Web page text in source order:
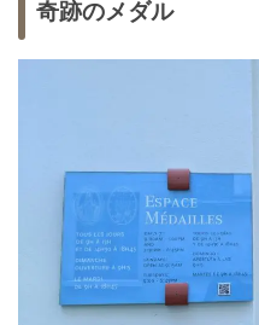
奇跡のメダル